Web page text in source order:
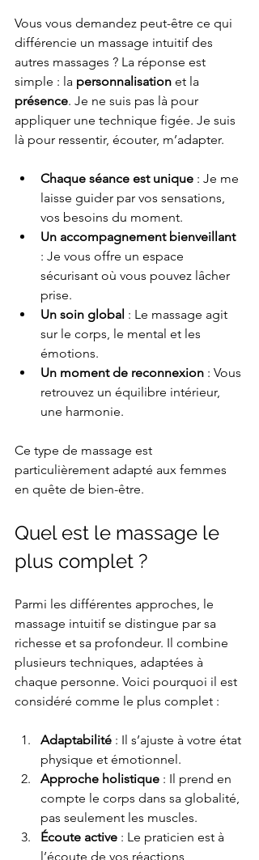
Vous vous demandez peut-être ce qui
différencie un massage intuitif des
autres massages ? La réponse est
simple : la personnalisation et la
présence. Je ne suis pas là pour
appliquer une technique figée. Je suis
là pour ressentir, écouter, m’adapter.
Chaque séance est unique : Je me
laisse guider par vos sensations,
vos besoins du moment.
Un accompagnement bienveillant
: Je vous offre un espace
sécurisant où vous pouvez lâcher
prise.
Un soin global : Le massage agit
sur le corps, le mental et les
émotions.
Un moment de reconnexion : Vous
retrouvez un équilibre intérieur,
une harmonie.
Ce type de massage est
particulièrement adapté aux femmes
en quête de bien-être.
Quel est le massage le
plus complet ?
Parmi les différentes approches, le
massage intuitif se distingue par sa
richesse et sa profondeur. Il combine
plusieurs techniques, adaptées à
chaque personne. Voici pourquoi il est
considéré comme le plus complet :
Adaptabilité : Il s’ajuste à votre état
physique et émotionnel.
Approche holistique : Il prend en
compte le corps dans sa globalité,
pas seulement les muscles.
Écoute active : Le praticien est à
l’écoute de vos réactions,